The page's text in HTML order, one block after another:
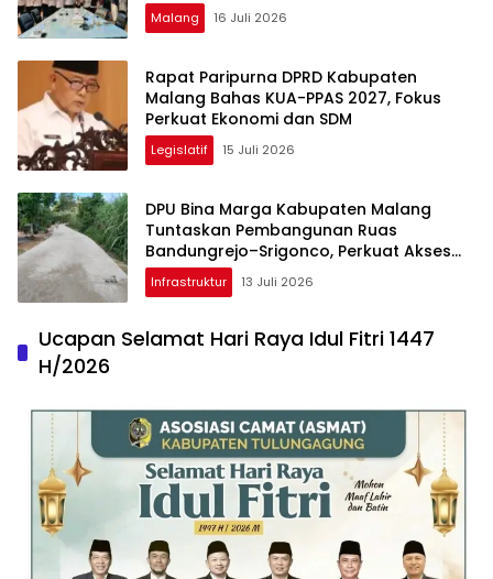
Malang 16 Juli 2026
Rapat Paripurna DPRD Kabupaten
Malang Bahas KUA-PPAS 2027, Fokus
Perkuat Ekonomi dan SDM
Legislatif 15 Juli 2026
DPU Bina Marga Kabupaten Malang
Tuntaskan Pembangunan Ruas
Bandungrejo–Srigonco, Perkuat Akses
Wisata Malang Selatan
Infrastruktur 13 Juli 2026
Ucapan Selamat Hari Raya Idul Fitri 1447
H/2026